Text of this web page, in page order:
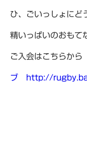
ひ、ごいっしょにど
精いっぱいのおも
ご入会はこちらから
ブ http://